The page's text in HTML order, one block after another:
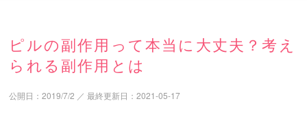
ピルの副作用って本当に大丈夫？考え
られる副作用とは
公開日：2019/7/2 ／最終更新日：2021-05-17